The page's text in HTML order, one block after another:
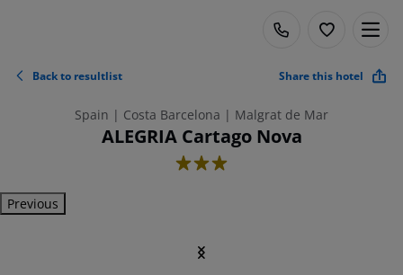
Back to resultlist Share this hotel
Spain | Costa Barcelona | Malgrat de Mar
ALEGRIA Cartago Nova
3
Previous